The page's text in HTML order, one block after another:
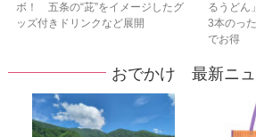
ボ！ 五条の“茈”をイメージしたグ
ッズ付きドリンクなど展開
るうど
3本のっ
でお得
おでかけ 最新ニ